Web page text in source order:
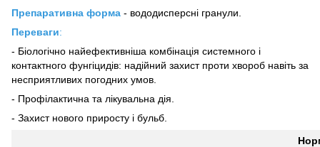
Препаративна форма - вододисперсні гранули.
Переваги:
- Біологічно найефективніша комбінація системного і
контактного фунгіцидів: надійний захист проти хвороб навіть за
несприятливих погодних умов.
- Профілактична та лікувальна дія.
- Захист нового приросту і бульб.